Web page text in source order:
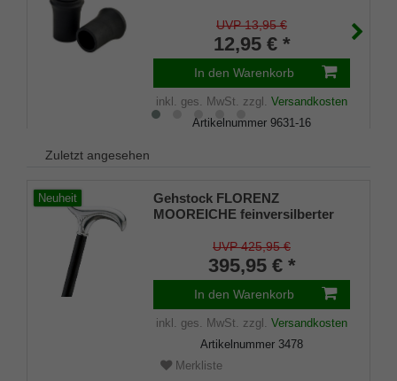
elegant, mit Metalleinlage (VE 2
UVP 13,95 €
12,95 € *
In den Warenkorb
inkl. ges. MwSt. zzgl. Versandkosten
Artikelnummer 9631-16
Zuletzt angesehen
Neuheit
Gehstock FLORENZ
MOOREICHE feinversilberter
Stock aus Eschen-Holz
schwarz grau gebeizt, inklusive
Gummipuffer
UVP 425,95 €
395,95 € *
In den Warenkorb
inkl. ges. MwSt. zzgl. Versandkosten
Artikelnummer 3478
Merkliste